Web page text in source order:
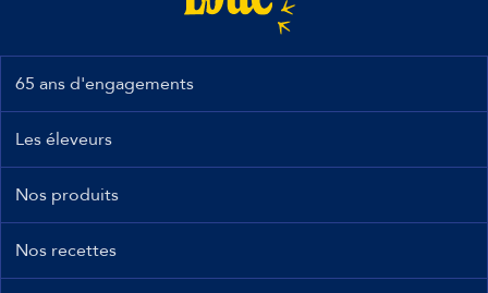
65 ans d'engagements
Les éleveurs
Nos produits
Nos recettes